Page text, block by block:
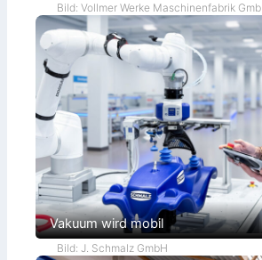
Bild: Vollmer Werke Maschinenfabrik
Vakuum wird mobil
Bild: J. Schmalz GmbH